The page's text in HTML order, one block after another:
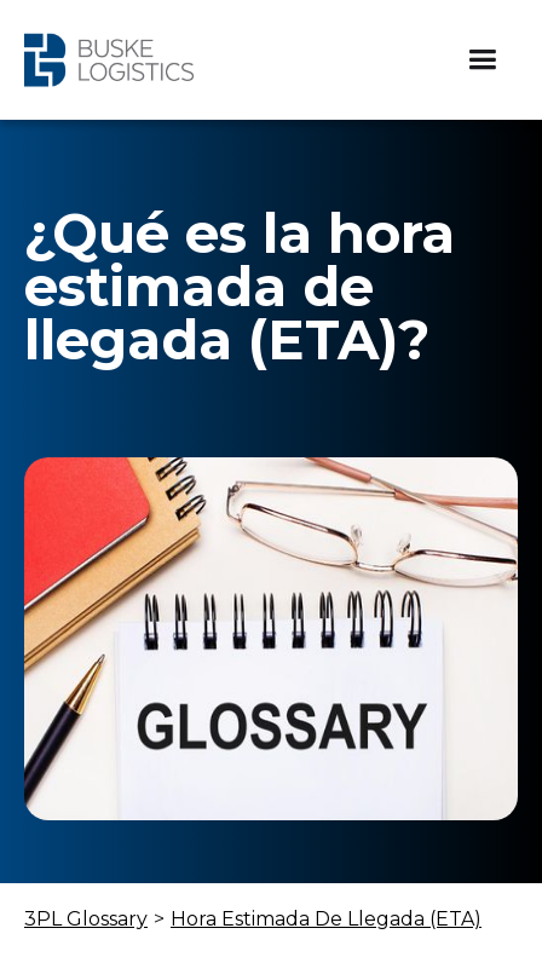
¿Qué es la hora
estimada de
llegada (ETA)?
3PL Glossary > Hora Estimada De Llegada (ETA)